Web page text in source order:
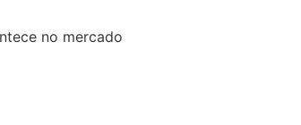
no mercado